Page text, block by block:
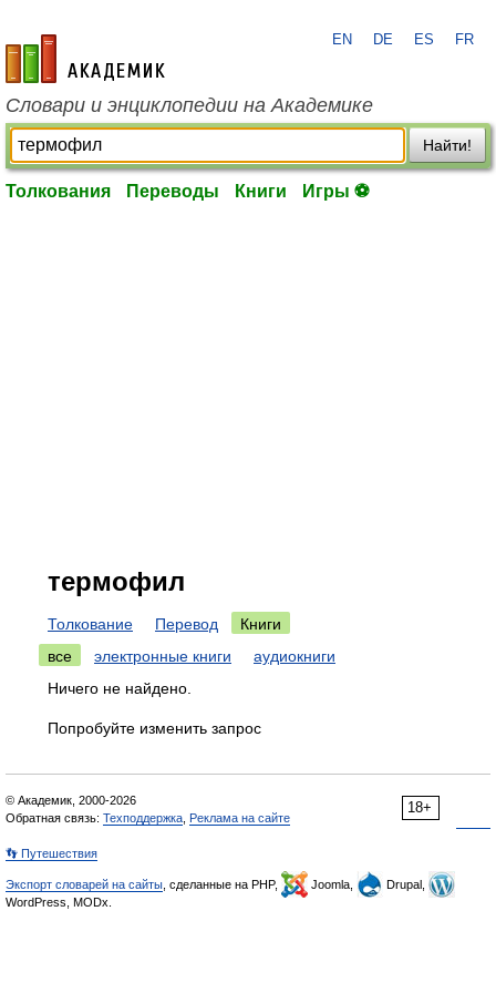
academic.ru
EN DE ES FR
Словари и энциклопедии на Академике
Найти!
Толкования Переводы Книги Игры ⚽
термофил
Толкование Перевод
Книги
все
электронные книги
аудиокниги
Ничего не найдено.
Попробуйте изменить запрос
18+
© Академик, 2000-2026
Обратная связь: Техподдержка Реклама на сайте
👣 Путешествия
Экспорт словарей на сайты , сделанные на PHP, Joomla,
Drupal,
WordPress, MODx.